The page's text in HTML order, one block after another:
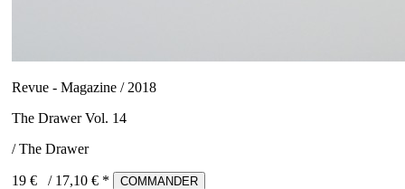
Revue - Magazine / 2018
The Drawer Vol. 14
/ The Drawer
19 € / 17,10 € * COMMANDER